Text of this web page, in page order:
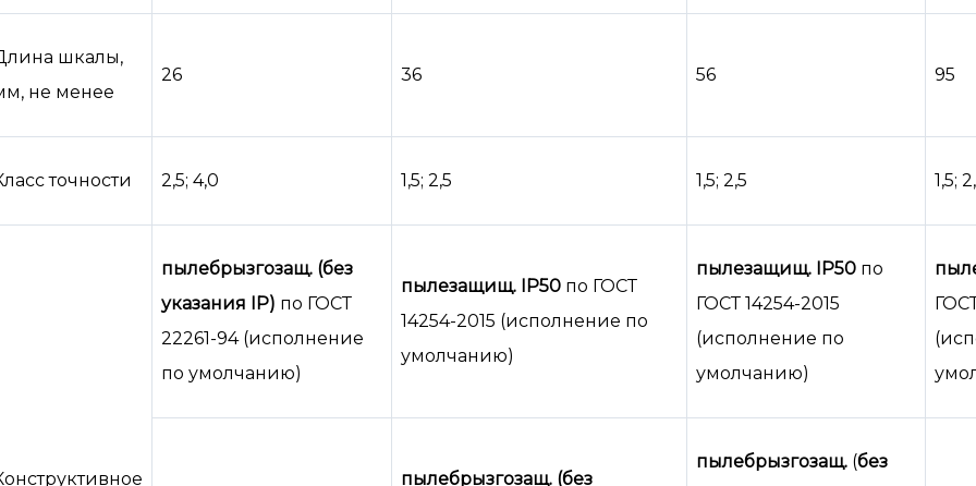
шкалы,
не менее
26 36 56 95
точности 2,5; 4,0 1,5; 2,5 1,5; 2,5 1,5;
пылебрызгозащ. (без
указания IP) по ГОСТ
22261-94 (исполнение
по умолчанию)
пылезащищ. IP50 по ГОСТ
14254-2015 (исполнение по
умолчанию)
пылезащищ. IP50 по
ГОСТ 14254-2015
(исполнение по
умолчанию)
пылебрызгозащ. (без
пылебрызгозащ. (без